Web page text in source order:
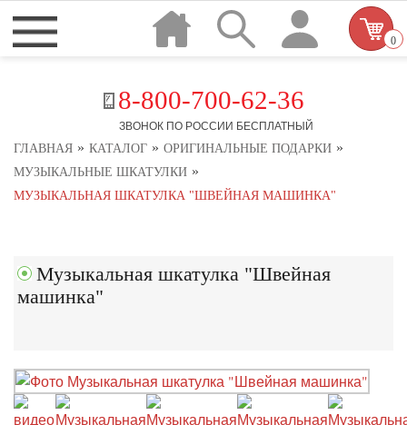
8-800-700-62-36
ЗВОНОК ПО РОССИИ БЕСПЛАТНЫЙ
0
ГЛАВНАЯ » КАТАЛОГ » ОРИГИНАЛЬНЫЕ ПОДАРКИ »
МУЗЫКАЛЬНЫЕ ШКАТУЛКИ »
МУЗЫКАЛЬНАЯ ШКАТУЛКА "ШВЕЙНАЯ МАШИНКА"
Музыкальная шкатулка "Швейная
машинка"